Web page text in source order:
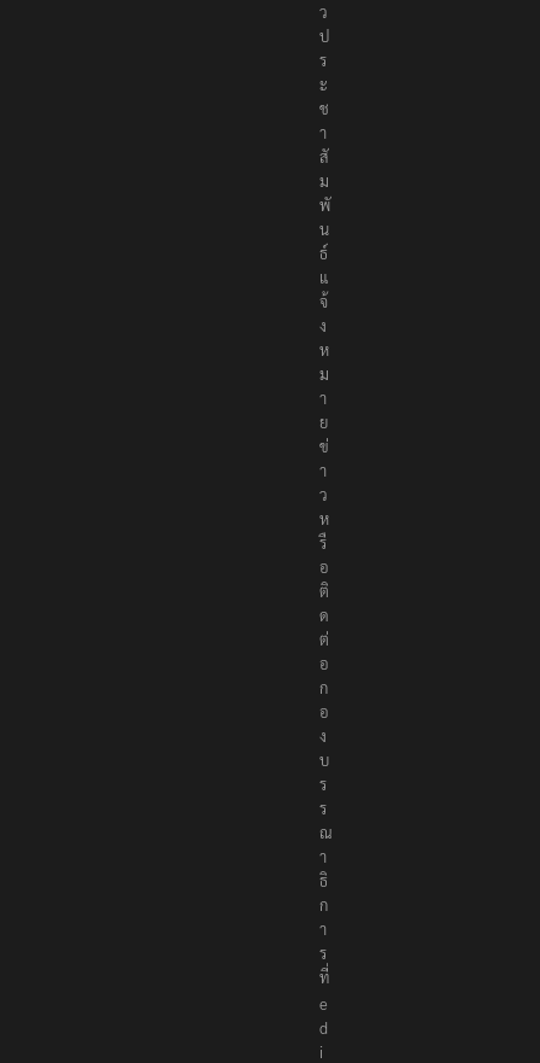
ว
ป
ร
ะ
ช
า
สั
ม
พั
น
ธ์
แ
จ้
ง
ห
ม
า
ย
ข่
า
ว
ห
รื
อ
ติ
ด
ต่
อ
ก
อ
ง
บ
ร
ร
ณ
า
ธิ
ก
า
ร
ที่
e
d
i